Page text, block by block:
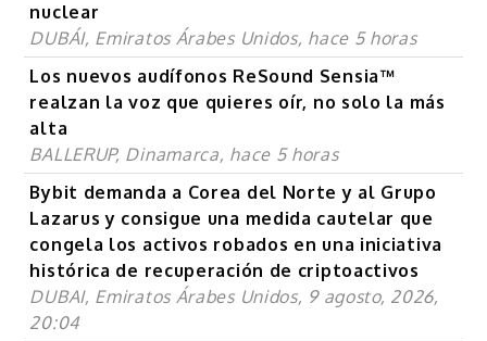
nuclear
DUBÁI, Emiratos Árabes Unidos, hace 5 horas
Los nuevos audífonos ReSound Sensia™
realzan la voz que quieres oír, no solo la más
alta
BALLERUP, Dinamarca, hace 5 horas
Bybit demanda a Corea del Norte y al Grupo
Lazarus y consigue una medida cautelar que
congela los activos robados en una iniciativa
histórica de recuperación de criptoactivos
DUBAI, Emiratos Árabes Unidos, 9 agosto, 2026,
20:04